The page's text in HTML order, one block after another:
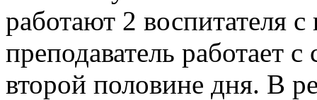
работают 2 воспитателя
преподаватель работает
второй половине дня. В